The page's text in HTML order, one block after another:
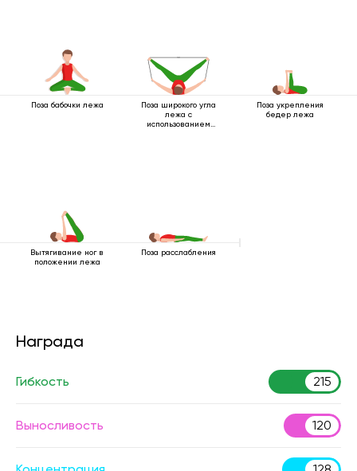
Поза бабочки лежа
Поза широкого угла
лежа с
использованием
Поза укрепления
бедер лежа
Вытягивание ног в
положении лежа
Поза расслабления
Награда
Гибкость 215
Выносливость 120